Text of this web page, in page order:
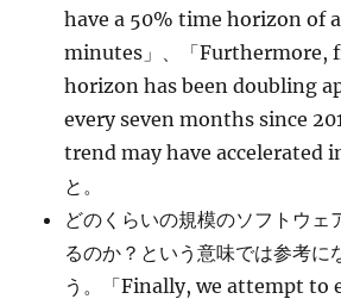
have a 50% time horizon of
minutes」、「Furthermore,
horizon has been doubling
every seven months since
trend may have accelerated
と。
どのくらいの規模のソフトウェ
るのか？という意味では参考に
う。「Finally, we attempt to